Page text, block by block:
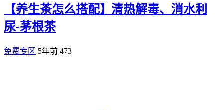
【养生茶怎么搭配】清热解毒、消水利
尿-茅根茶
免费专区 5年前 473